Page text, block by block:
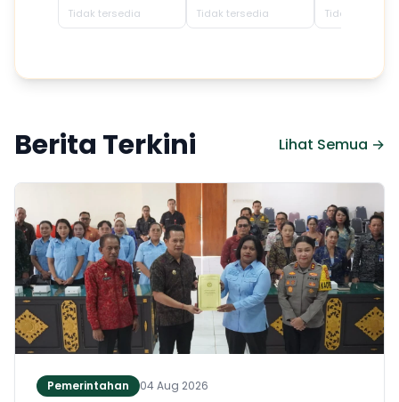
Tidak tersedia
Tidak tersedia
Tidak tersedia
Berita Terkini Lihat Semua →
Pemerintahan 04 Aug 2026